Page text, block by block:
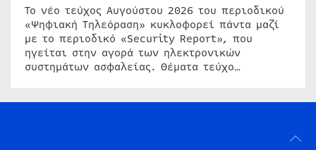
Το νέο τεύχος Αυγούστου 2026 του περιοδικού
«Ψηφιακή Τηλεόραση» κυκλοφορεί πάντα μαζί
με το περιοδικό «Security Report», που
ηγείται στην αγορά των ηλεκτρονικών
συστημάτων ασφαλείας. Θέματα τεύχο…